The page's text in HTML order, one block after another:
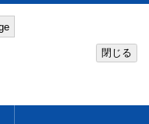
閉じる